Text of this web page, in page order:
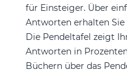
für Einsteiger. Über
Antworten erhalten
Die Pendeltafel zeigt
Antworten in
Büchern über das